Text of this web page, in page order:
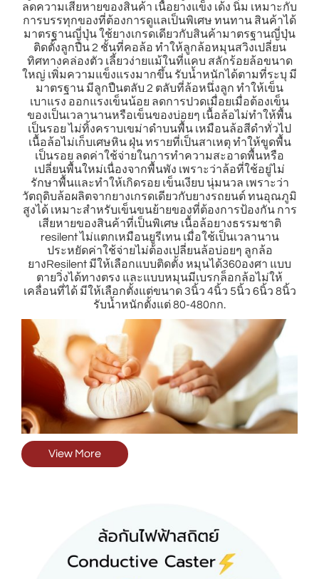
ลดความเสียหายของสินค้า เนื้อยางแข็ง เด้ง นิ่ม เหมาะกับ
การบรรทุกของที่ต้องการดูแลเป็นพิเศษ ทนทาน สินค้าได้
มาตรฐานญี่ปุ่น ใช้ยางเกรดเดียวกับสินค้ามาตรฐานญี่ปุ่น
ติดตั้งลูกปืน 2 ชั้นที่คอล้อ ทำให้ลูกล้อหมุนสวิงเปลี่ยน
ทิศทางคล่องตัว เลี้ยวง่ายแม้ในที่แคบ สลักร้อยล้อขนาด
ใหญ่ เพิ่มความแข็งแรงมากขึ้น รับน้ำหนักได้ตามที่ระบุ มี
มาตรฐาน มีลูกปืนตลับ 2 ตลับที่ล้อหนึ่งลูก ทำให้เข็น
เบาแรง ออกแรงเข็นน้อย ลดการปวดเมื่อยเมื่อต้องเข็น
ของเป็นเวลานานหรือเข็นของบ่อยๆ เนื้อล้อไม่ทำให้พื้น
เป็นรอย ไม่ทิ้งคราบเขม่าดำบนพื้น เหมือนล้อสีดำทั่วไป
เนื้อล้อไม่เก็บเศษหิน ฝุ่น ทรายที่เป็นสาเหตุ ทำให้ขูดพื้น
เป็นรอย ลดค่าใช้จ่ายในการทำความสะอาดพื้นหรือ
เปลี่ยนพื้นใหม่เนื่องจากพื้นพัง เพราะว่าล้อที่ใช้อยู่ไม่
รักษาพื้นและทำให้เกิดรอย เข็นเงียบ นุ่มนวล เพราะว่า
วัตถุดิบล้อผลิตจากยางเกรดเดียวกับยางรถยนต์ ทนอุณภูมิ
สูงได้ เหมาะสำหรับเข็นขนย้ายของที่ต้องการป้องกัน การ
เสียหายของสินค้าที่เป็นพิเศษ เนื้อล้อยางธรรมชาติ
resilent ไม่แตกเหมือนยูรีเทน เมื่อใช้เป็นเวลานาน
ประหยัดค่าใช้จ่ายไม่ต้องเปลี่ยนล้อบ่อยๆ ลูกล้อ
ยางResilent มีให้เลือกแบบติดตั้ง หมุนได้360องศา แบบ
ตายวิ่งได้ทางตรง และแบบหมุนมีเบรกล็อกล้อไม่ให้
เคลื่อนที่ได้ มีให้เลือกตั้งแต่ขนาด 3นิ้ว 4นิ้ว 5นิ้ว 6นิ้ว 8นิ้ว
รับน้ำหนักตั้งแต่ 80-480กก.
View More